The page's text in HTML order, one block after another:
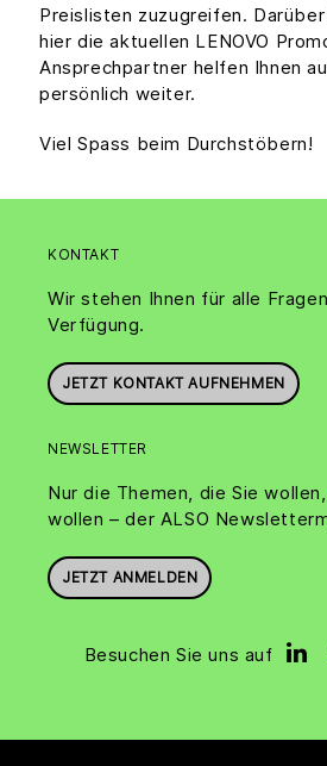
Preislisten zuzugreifen. Darüber
hier die aktuellen LENOVO
Ansprechpartner helfen Ihnen
persönlich weiter.
Viel Spass beim Durchstöbern!
KONTAKT
Wir stehen Ihnen für alle
Verfügung.
JETZT KONTAKT AUFNEHMEN
NEWSLETTER
Nur die Themen, die Sie
wollen – der ALSO
JETZT ANMELDEN
Besuchen Sie uns auf